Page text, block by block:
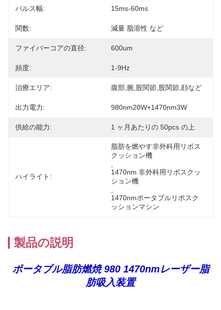
パルス幅: 15ms-60ms
関数: 減量 脂溶性 など
ファイバーコアの直径: 600um
頻度: 1-9Hz
治療エリア: 腹部,腕,股関節,股関節,顔など
出力電力: 980nm20W+1470nm3W
供給の能力: 1 ヶ月あたりの 50pcs の上
ハイライト:
脂肪を燃やす非外科用リポス
クッション機
1470nm 非外科用リポスクッ
ション機
1470nmポータブルリポスク
ッションマシン
製品の説明
ポータブル脂肪燃焼 980 1470nmレーザー脂
肪吸入装置